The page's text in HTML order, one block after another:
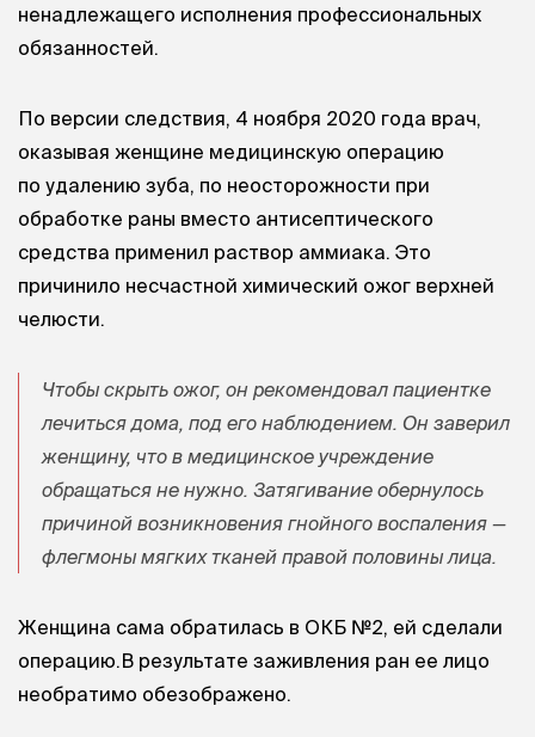
ненадлежащего исполнения профессиональных
обязанностей.
По версии следствия, 4 ноября 2020 года врач,
оказывая женщине медицинскую операцию
по удалению зуба, по неосторожности при
обработке раны вместо антисептического
средства применил раствор аммиака. Это
причинило несчастной химический ожог верхней
челюсти.
Чтобы скрыть ожог, он рекомендовал пациентке
лечиться дома, под его наблюдением. Он заверил
женщину, что в медицинское учреждение
обращаться не нужно. Затягивание обернулось
причиной возникновения гнойного воспаления —
флегмоны мягких тканей правой половины лица.
Женщина сама обратилась в ОКБ №2, ей сделали
операцию.В результате заживления ран ее лицо
необратимо обезображено.